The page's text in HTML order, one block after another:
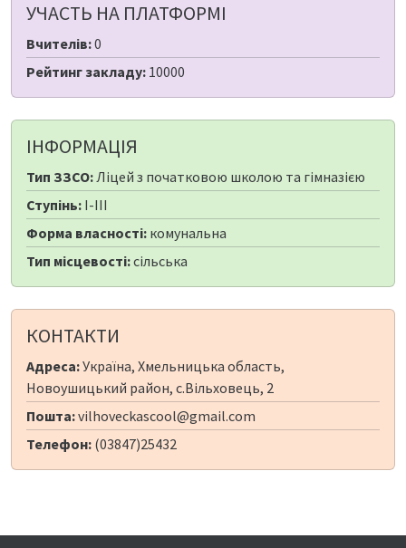
УЧАСТЬ НА ПЛАТФОРМІ
Вчителів:0
Рейтинг закладу: 10000
ІНФОРМАЦІЯ
Тип ЗЗСО:Ліцей з початковою школою та гімназією
Ступінь: I-III
Форма власності: комунальна
Тип місцевості:сільська
КОНТАКТИ
Адреса:Україна, Хмельницька область,
Новоушицький район, с.Вільховець, 2
Пошта:vilhoveckascool@gmail.com
Телефон: (03847)25432